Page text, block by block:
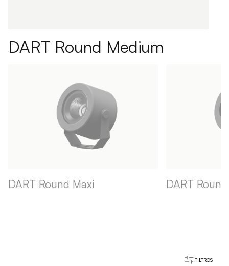
DART Round Medium
DART Round Maxi DART
FILTROS